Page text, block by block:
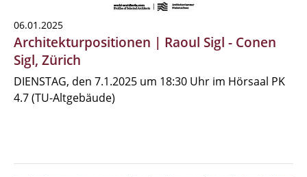
06.01.2025
Architekturpositionen | Raoul Sigl - Conen
Sigl, Zürich
DIENSTAG, den 7.1.2025 um 18:30 Uhr im Hörsaal PK
4.7 (TU-Altgebäude)